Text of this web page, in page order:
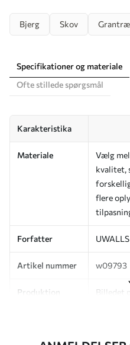
Bjerg Skov Grantræ
Specifikationer og materiale
Ofte stillede spørgsmål
Karakteristika
Materiale
Vælg
kvalitet,
flere
Forfatter UWALLS
Artikel nummer w09793
Produktion
Billedet